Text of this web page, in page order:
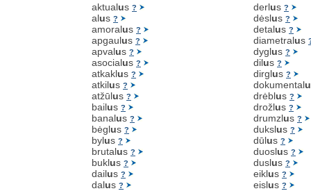
aktualus ?
alus ?
amoralus ?
apgaulus ?
apvalus ?
asocialus ?
atkaklus ?
atkilus ?
atžūlus ?
bailus ?
banalus ?
bėglus ?
bylus ?
brutalus ?
buklus ?
dailus ?
dalus ?
derlus ?
dėslus ?
detalus ?
diametralus
dyglus ?
dilus ?
dirglus ?
dokumentalu
drėblus ?
drožlus ?
drumzlus ?
dukslus ?
dūlus ?
duoslus ?
duslus ?
eiklus ?
eislus ?